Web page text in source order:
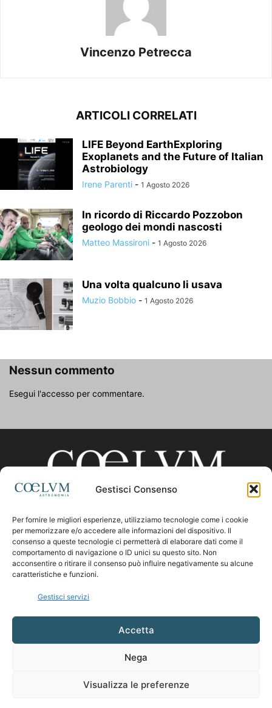
Gestisci Consenso
Per fornire le migliori esperienze, utilizziamo tecnologie come i cookie
per memorizzare e/o accedere alle informazioni del dispositivo. Il
consenso a queste tecnologie ci permetterà di elaborare dati come il
comportamento di navigazione o ID unici su questo sito. Non
acconsentire o ritirare il consenso può influire negativamente su alcune
caratteristiche e funzioni.
Gestisci servizi
Accetta
Nega
Visualizza le preferenze
Vincenzo Petrecca
ARTICOLI CORRELATI
LIFE Beyond EarthExploring
Exoplanets and the Future of Italian
Astrobiology
Irene Parenti - 1 Agosto 2026
In ricordo di Riccardo Pozzobon
geologo dei mondi nascosti
Matteo Massironi - 1 Agosto 2026
Una volta qualcuno li usava
Muzio Bobbio - 1 Agosto 2026
Nessun commento
Esegui l'accesso per commentare.
CHI SIAMO
Contattaci:coelumastro@coelum.com